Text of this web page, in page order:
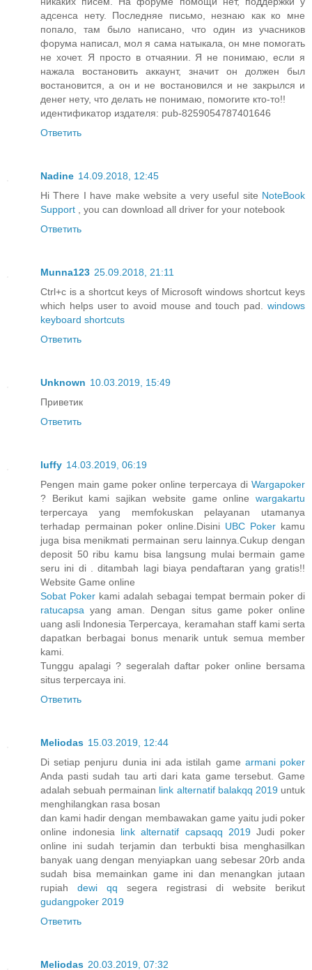
адсенса нету. Последняе письмо, незнаю как ко мне
попало, там было написано, что один из учасников
форума написал, мол я сама натыкала, он мне помогать
не хочет. Я просто в отчаянии. Я не понимаю, если я
нажала востановить аккаунт, значит он должен был
востановится, а он и не востановился и не закрылся и
денег нету, что делать не понимаю, помогите кто-то!!
идентификатор издателя: pub-8259054787401646
Ответить
Nadine 14.09.2018, 12:45
Hi There I have make website a very useful site NoteBook
Support , you can download all driver for your notebook
Ответить
Munna123 25.09.2018, 21:11
Ctrl+c is a shortcut keys of Microsoft windows shortcut keys
which helps user to avoid mouse and touch pad. windows
keyboard shortcuts
Ответить
Unknown 10.03.2019, 15:49
Приветик
Ответить
luffy 14.03.2019, 06:19
Pengen main game poker online terpercaya di Wargapoker
? Berikut kami sajikan website game online wargakartu
terpercaya yang memfokuskan pelayanan utamanya
terhadap permainan poker online.Disini UBC Poker kamu
juga bisa menikmati permainan seru lainnya.Cukup dengan
deposit 50 ribu kamu bisa langsung mulai bermain game
seru ini di . ditambah lagi biaya pendaftaran yang gratis!!
Website Game online
Sobat Poker kami adalah sebagai tempat bermain poker di
ratucapsa yang aman. Dengan situs game poker online
uang asli Indonesia Terpercaya, keramahan staff kami serta
dapatkan berbagai bonus menarik untuk semua member
kami.
Tunggu apalagi ? segeralah daftar poker online bersama
situs terpercaya ini.
Ответить
Meliodas 15.03.2019, 12:44
Di setiap penjuru dunia ini ada istilah game armani poker
Anda pasti sudah tau arti dari kata game tersebut. Game
adalah sebuah permainan link alternatif balakqq 2019untuk
menghilangkan rasa bosan
dan kami hadir dengan membawakan game yaitu judi poker
online indonesia link alternatif capsaqq 2019Judi poker
online ini sudah terjamin dan terbukti bisa menghasilkan
banyak uang dengan menyiapkan uang sebesar 20rb anda
sudah bisa memainkan game ini dan menangkan jutaan
rupiah dewi qq segera registrasi di website berikut
gudangpoker 2019
Ответить
Meliodas 20.03.2019, 07:32